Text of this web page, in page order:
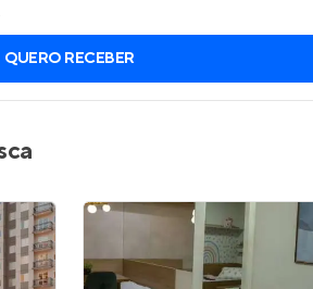
Painel de Clientes
QUERO RECEBER